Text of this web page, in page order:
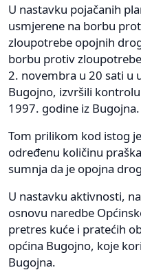
U nastavku pojačanih
usmjerene na borbu
zloupotrebe opojnih
borbu protiv
2. novembra u 20 sati u
Bugojno, izvršili
1997. godine iz Bugojna.
Tom prilikom kod istog
određenu količinu
sumnja da je opojna
U nastavku aktivnosti,
osnovu naredbe
pretres kuće i pratećih
općina Bugojno, koje
Bugojna.